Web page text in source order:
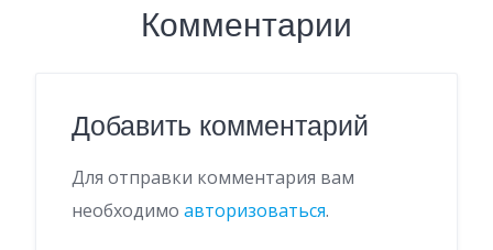
Комментарии
Добавить комментарий
Для отправки комментария вам
необходимо авторизоваться.